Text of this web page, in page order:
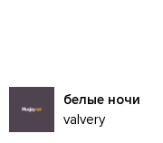
белые ночи
valvery